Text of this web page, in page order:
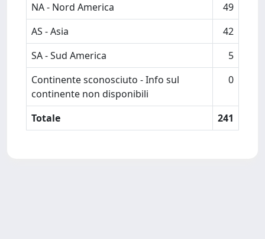
NA - Nord America
49
AS - Asia
42
SA - Sud America
5
Continente sconosciuto - Info sul
continente non disponibili
0
Totale 241